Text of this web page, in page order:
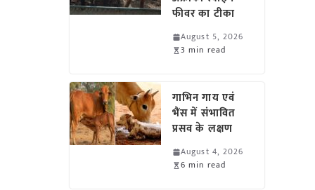
फीवर का टीका
August 5, 2026
3 min read
गाभिन गाय एवं
भैंस में संभावित
प्रसव के लक्षण
August 4, 2026
6 min read